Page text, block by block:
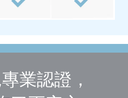
業認證，